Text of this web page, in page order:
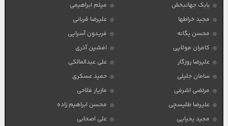
بابک جهانبخش
میثم ابراهیمی
مجید خراطها
علیرضا قربانی
محسن یگانه
فریدون آسرایی
کامران مولایی
افشین آذری
علیرضا روزگار
علی عبدالمالکی
سامان جلیلی
حمید عسکری
مرتضی اشرفی
مازیار فلاحی
علیرضا طلیسچی
محسن ابراهیم زاده
مجید یحیایی
علی اصحابی